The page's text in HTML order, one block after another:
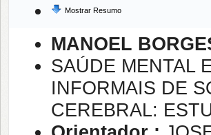
Mostrar Resumo
MANOEL
SAÚDE MENTAL
INFORMAIS DE
CEREBRAL: